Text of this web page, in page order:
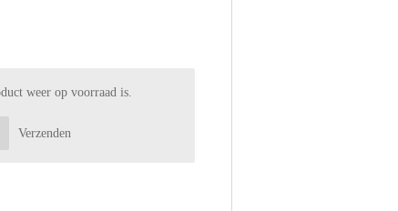
weer op voorraad is.
Verzenden